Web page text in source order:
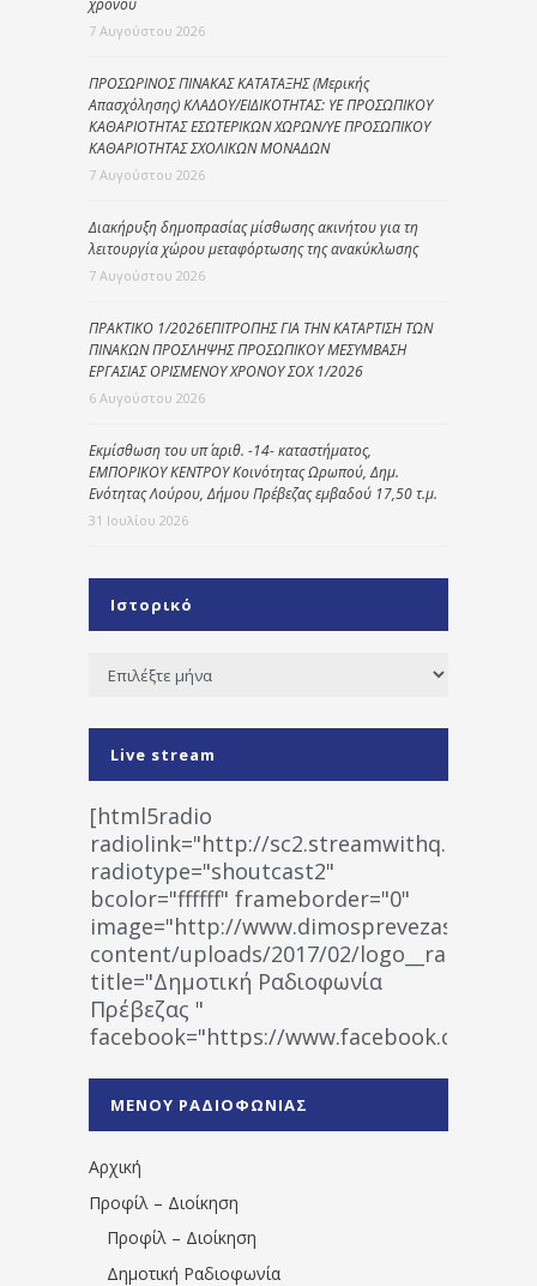
7 Αυγούστου 2026
ΠΡΟΣΩΡΙΝΟΣ ΠΙΝΑΚΑΣ ΚΑΤΑΤΑΞΗΣ (Μερικής
Απασχόλησης) ΚΛΑΔΟΥ/ΕΙΔΙΚΟΤΗΤΑΣ: ΥΕ ΠΡΟΣΩΠΙΚΟΥ
ΚΑΘΑΡΙΟΤΗΤΑΣ ΕΣΩΤΕΡΙΚΩΝ ΧΩΡΩΝ/ΥΕ ΠΡΟΣΩΠΙΚΟΥ
ΚΑΘΑΡΙΟΤΗΤΑΣ ΣΧΟΛΙΚΩΝ ΜΟΝΑΔΩΝ
7 Αυγούστου 2026
Διακήρυξη δημοπρασίας μίσθωσης ακινήτου για τη
λειτουργία χώρου μεταφόρτωσης της ανακύκλωσης
7 Αυγούστου 2026
ΠΡΑΚΤΙΚΟ 1/2026ΕΠΙΤΡΟΠΗΣ ΓΙΑ ΤΗΝ ΚΑΤΑΡΤΙΣΗ ΤΩΝ
ΠΙΝΑΚΩΝ ΠΡΟΣΛΗΨΗΣ ΠΡΟΣΩΠΙΚΟΥ ΜΕΣΥΜΒΑΣΗ
ΕΡΓΑΣΙΑΣ ΟΡΙΣΜΕΝΟΥ ΧΡΟΝΟΥ ΣΟΧ 1/2026
6 Αυγούστου 2026
Εκμίσθωση του υπ΄ αριθ. -14- καταστήματος,
ΕΜΠΟΡΙΚΟΥ ΚΕΝΤΡΟΥ Κοινότητας Ωρωπού, Δημ.
Ενότητας Λούρου, Δήμου Πρέβεζας εμβαδού 17,50 τ.μ.
31 Ιουλίου 2026
Ιστορικό
Ιστορικό
Live stream
[html5radio
radiolink="http://
radiotype="shoutcast2"
bcolor="ffffff" frameborder="0"
image="http://www.dimosprevezas.gr/wp-
content/uploads/2017/02/
title="Δημοτική Ραδιοφωνία
Πρέβεζας "
facebook="https://www.facebook.com/
1531194763766854/" artist="" ]
ΜΕΝΟΥ ΡΑΔΙΟΦΩΝΙΑΣ
Αρχική
Προφίλ – Διοίκηση
Προφίλ – Διοίκηση
Δημοτική Ραδιοφωνία